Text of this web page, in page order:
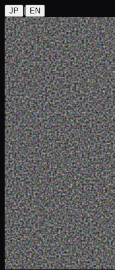
JP | EN